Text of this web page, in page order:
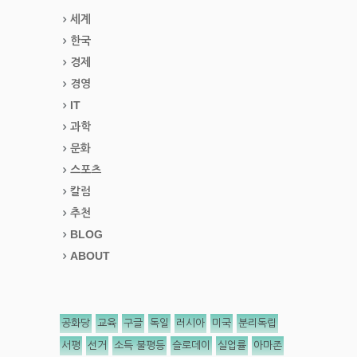
세계
한국
경제
경영
IT
과학
문화
스포츠
칼럼
추천
BLOG
ABOUT
공화당 교육 구글 독일 러시아 미국 분리독립
서평 선거 소득 불평등 슬로데이 실업률 아마존